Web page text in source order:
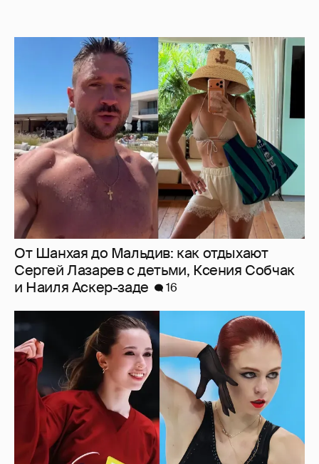
От Шанхая до Мальдив: как отдыхают
Сергей Лазарев с детьми, Ксения Собчак
и Наиля Аскер-заде
16